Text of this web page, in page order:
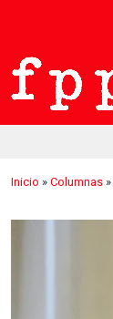
Inicio » Columnas »